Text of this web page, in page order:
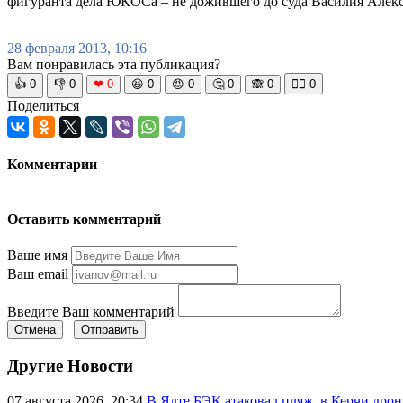
28 февраля 2013, 10:16
Вам понравилась эта публикация?
👍 0 👎 0 ❤ 0 😆 0 😡 0 🤔 0 🙈 0 🧘‍♀️ 0
Поделиться
Комментарии
Оставить комментарий
Ваше имя
Ваш email
Введите Ваш комментарий
Отмена Отправить
Другие Новости